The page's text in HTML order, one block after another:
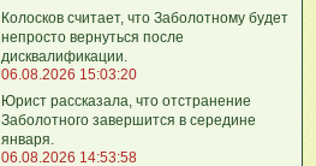
Колосков считает, что Заболотному будет
непросто вернуться после
дисквалификации.
06.08.2026 15:03:20
Юрист рассказала, что отстранение
Заболотного завершится в середине
января.
06.08.2026 14:53:58